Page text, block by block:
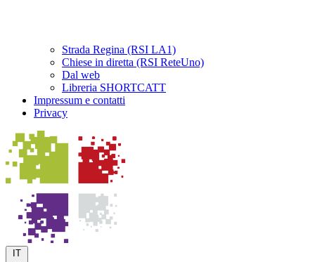
Strada Regina (RSI LA1)
Chiese in diretta (RSI ReteUno)
Dal web
Libreria SHORTCATT
Impressum e contatti
Privacy
IT